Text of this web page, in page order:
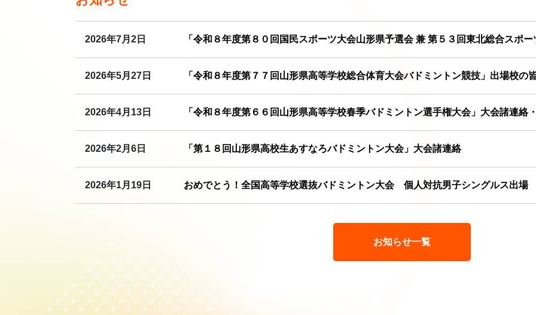
2026年7月2日 「令和８年度第８０回国民スポーツ大会山形県予選会 兼 第５３回東北総合スポ
2026年5月27日 「令和８年度第７７回山形県高等学校総合体育大会バドミントン競技」出場校の
2026年4月13日 「令和８年度第６６回山形県高等学校春季バドミントン選手権大会」大会諸連絡
2026年2月6日 「第１８回山形県高校生あすなろバドミントン大会」大会諸連絡
2026年1月19日 おめでとう！全国高等学校選抜バドミントン大会 個人対抗男子シングルス出
お知らせ一覧